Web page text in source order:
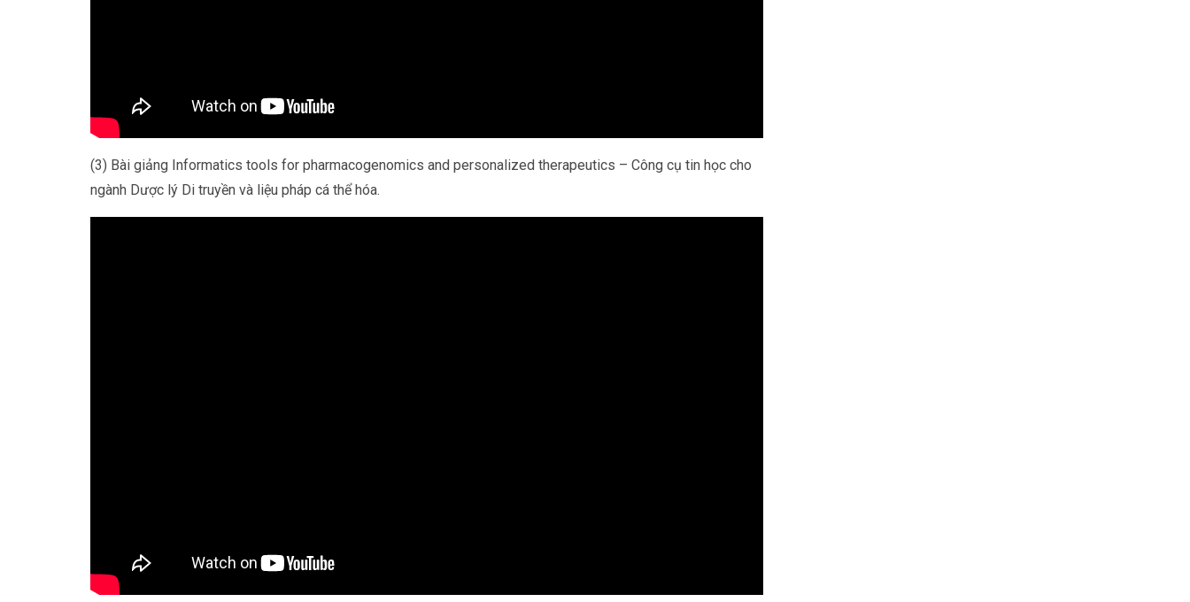
(3) Bài giảng Informatics tools for pharmacogenomics and personalized therapeutics – Công cụ tin học cho
ngành Dược lý Di truyền và liệu pháp cá thể hóa.